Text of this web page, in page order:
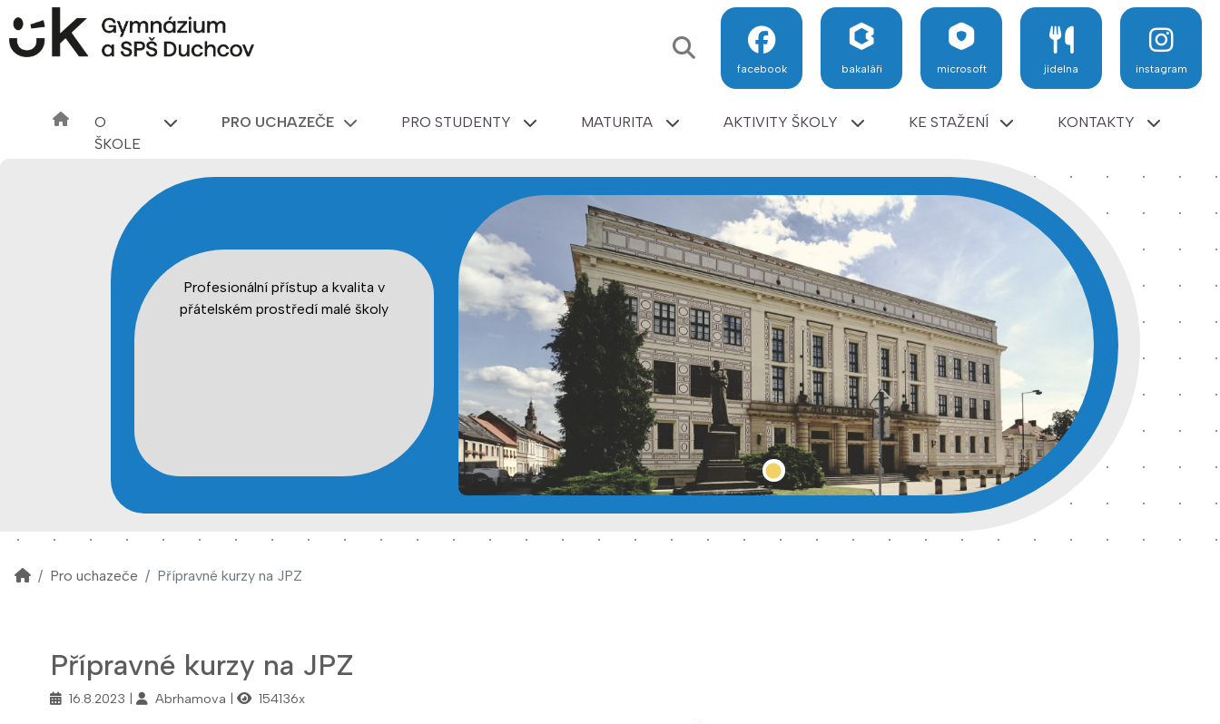
O
ŠKOLE
PRO UCHAZEČE PRO STUDENTY MATURITA AKTIVITY ŠKOLY KE STAŽENÍ KONTAKTY
facebook bakaláři microsoft jídelna instagram
Profesionální přístup a kvalita v
přátelském prostředí malé školy
Pro uchazeče Přípravné kurzy na JPZ
Přípravné kurzy na JPZ
16.8.2023 Abrhamova 154136x